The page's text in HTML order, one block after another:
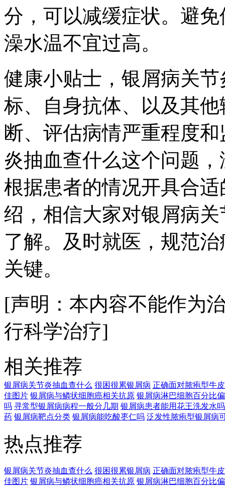
分，可以减缓症状。避
澡水温不宜过高。
健康小贴士，银屑病关
标、自身抗体、以及其
断、评估病情严重程度
炎抽血查什么这个问题
根据患者的情况开具合
绍，相信大家对银屑病
了解。及时就医，规范
关键。
[声明：本内容不能作为
行科学治疗]
相关推荐
银屑病关节炎抽血查什么 很困很累银屑病 正确面对脓疱型牛
佳图片 银屑病与鳞状细胞癌相关抗原 银屑病淋巴细胞百分比
吗 寻常型银屑病病程一般分几期 银屑病患者能用花王洗发水吗
药 银屑病靶点分类 银屑病能吃酸枣仁吗 泛发性脓疱型银屑病
热点推荐
银屑病关节炎抽血查什么 很困很累银屑病 正确面对脓疱型牛
佳图片 银屑病与鳞状细胞癌相关抗原 银屑病淋巴细胞百分比